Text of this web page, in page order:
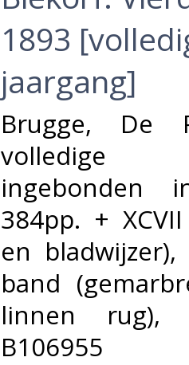
1893
jaargang]‎
‎Brugge, De
volledige
ingebonden
384pp. +
en
band
linnen rug),
B106955‎